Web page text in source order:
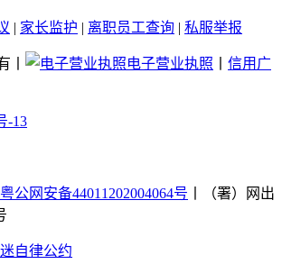
| 家长监护 | 离职员工查询 | 私服举报
丨 电子营业执照
信用广
-13
粤公网安备44011202004064号 丨（署）网出
自律公约